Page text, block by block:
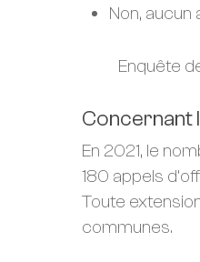
Non, aucun
Enquête
Concernant
En 2021, le
180 appels
Toute
communes.